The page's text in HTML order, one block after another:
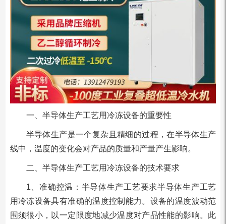
一、半导体生产工艺用冷冻设备的重要性
半导体生产是一个复杂且精细的过程，在半导体生产
线中，温度的变化会对产品的质量和产量产生影响。
二、半导体生产工艺用冷冻设备的技术要求
1、准确控温：半导体生产工艺要求半导体生产工艺
用冷冻设备具有准确的温度控制能力。设备的温度波动范
围须很小，以一定限度地减少温度对产品性能的影响。此